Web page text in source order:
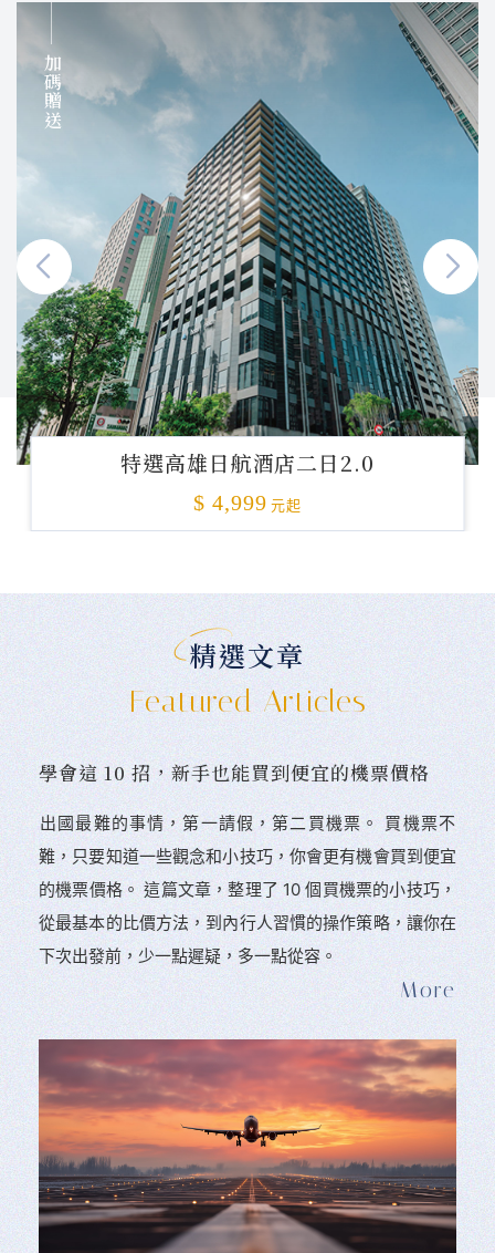
加碼贈送
特選高雄日航酒店二日2.0
$ 4,999 元起
精選文章
Featured Articles
學會這 10 招，新手也能買到便宜的機票價格
󠀠出國最難的事情，第一請假，第二買機票。 󠀠買機票不
難，只要知道一些觀念和小技巧，你會更有機會買到便宜
的機票價格。 這篇文章，整理了 10 個買機票的小技巧，
從最基本的比價方法，到內行人習慣的操作策略，讓你在
下次出發前，少一點遲疑，多一點從容。